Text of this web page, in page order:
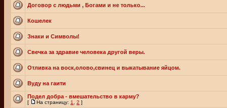
Договор с людьми , Богами и не только...
Кошелек
Знаки и Символы!
Свечка за здравие человека другой веры.
Отливка на воск,олово,свинец и выкатывание яйцом.
Вуду на гаити
Подел добра - вмешательство в карму?
[ На страницу: 1 2 ]